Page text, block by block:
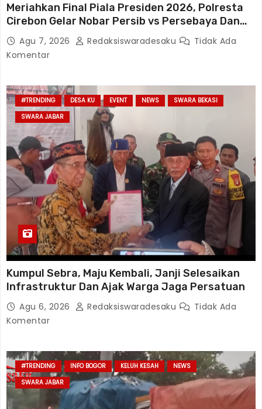
Meriahkan Final Piala Presiden 2026, Polresta
Cirebon Gelar Nobar Persib vs Persebaya Dan
Bagi-Bagi Motor Listrik
Agu 7, 2026 Redaksiswaradesaku
Tidak Ada
Komentar
#TRENDING DESA KU EVENT NEWS
SWARA BEKASI
SWARA JABAR
Kumpul Sebra, Maju Kembali, Janji Selesaikan
Infrastruktur Dan Ajak Warga Jaga Persatuan
Agu 6, 2026 Redaksiswaradesaku
Tidak Ada
Komentar
#TRENDING INFO BOGOR KELUH KESAH
NEWS
SWARA JABAR